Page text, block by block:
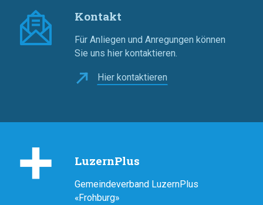
Kontakt
Für Anliegen und Anregungen können
Sie uns hier kontaktieren.
Hier kontaktieren
LuzernPlus
Gemeindeverband LuzernPlus
«Frohburg»